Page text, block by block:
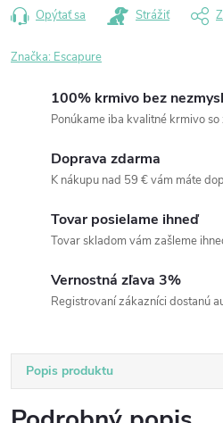
Opýtať sa Strážiť
Značka: Escapure
100% krmivo bez
Ponúkame iba kvalitné krmivo
Doprava zdarma
K nákupu nad 59 € vám máte
Tovar posielame ihneď
Tovar skladom vám zašleme
Vernostná zľava 3%
Registrovaní zákazníci dostanú
Popis produktu